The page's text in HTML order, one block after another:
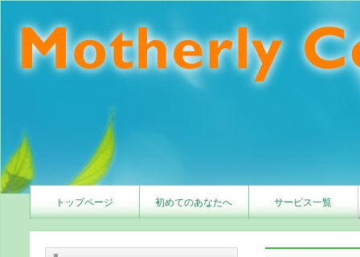
トップページ 初めてのあなたへ サービス一覧